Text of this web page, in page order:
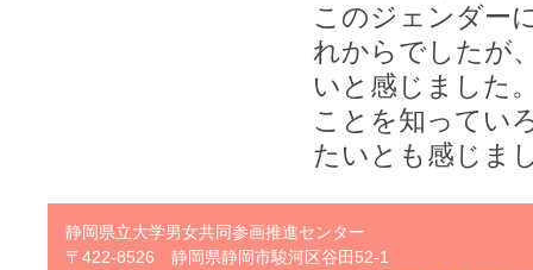
このジェンダー
れからでしたが
いと感じました
ことを知ってい
たいとも感じま
静岡県立大学男女共同参画推進センター
〒422-8526 静岡県静岡市駿河区谷田52-1